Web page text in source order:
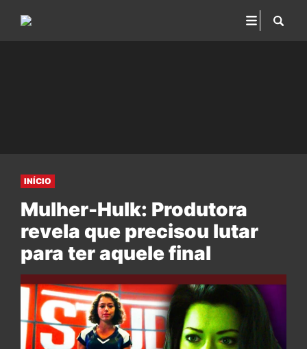
INÍCIO
Mulher-Hulk: Produtora
revela que precisou lutar
para ter aquele final